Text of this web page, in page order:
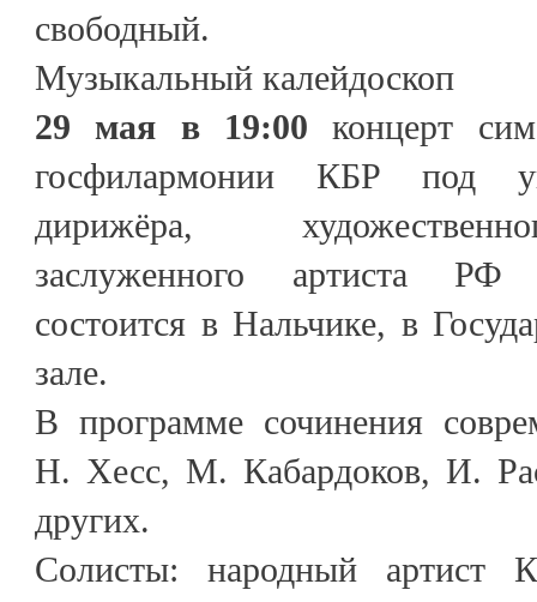
свободный.
Музыкальный калейдоскоп
29 мая в 19:00 концерт
госфилармонии КБР под
дирижёра,
заслуженного артиста РФ
состоится в Нальчике, в
зале.
В программе сочинения
Н. Хесс, М. Кабардоков, И.
других.
Солисты: народный артист